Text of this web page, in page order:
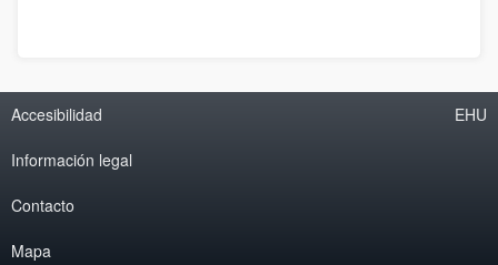
Accesibilidad
Información legal
Contacto
Mapa
EHU